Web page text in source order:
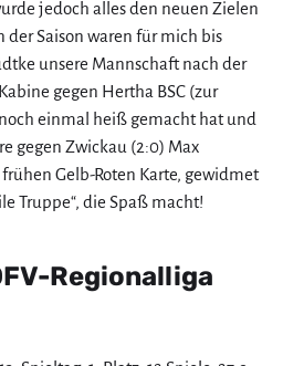
jedoch alles den neuen Zielen
der Saison waren für mich bis
unsere Mannschaft nach der
gegen Hertha BSC (zur
einmal heiß gemacht hat und
gegen Zwickau (2:0) Max
Gelb-Roten Karte, gewidmet
Truppe“, die Spaß macht!
Regionalliga